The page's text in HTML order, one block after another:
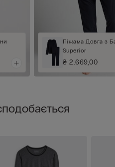
Піжама Довга з
Superior
₴ 2.669,00